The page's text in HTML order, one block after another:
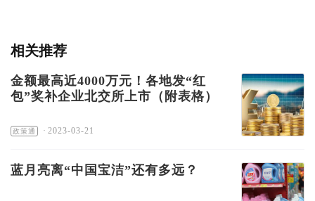
相关推荐
金额最高近4000万元！各地发“红
包”奖补企业北交所上市（附表格）
政策通 · 2023-03-21
蓝月亮离“中国宝洁”还有多远？